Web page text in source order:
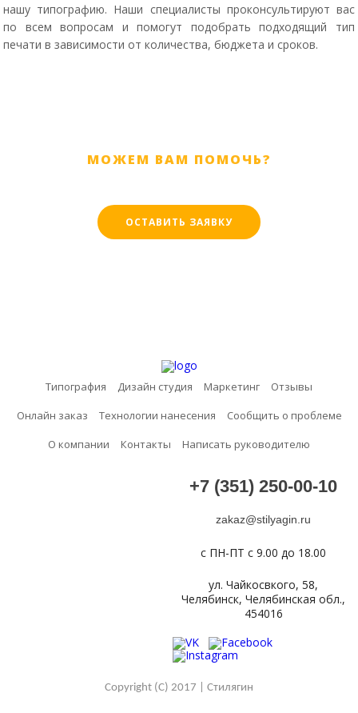
нашу типографию. Наши специалисты проконсультируют вас
по всем вопросам и помогут подобрать подходящий тип
печати в зависимости от количества, бюджета и сроков.
МОЖЕМ ВАМ ПОМОЧЬ?
ОСТАВИТЬ ЗАЯВКУ
Типография Дизайн студия Маркетинг
Отзывы
Онлайн заказ
Технологии нанесения
Сообщить о проблеме
О компании
Контакты Написать руководителю
+7 (351) 250-00-10
zakaz@stilyagin.ru
с ПН-ПТ с 9.00 до 18.00
ул. Чайкосвкого, 58,
Челябинск, Челябинская обл.,
454016
Copyright (C) 2017 | Стилягин